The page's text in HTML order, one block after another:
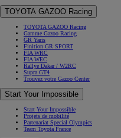
TOYOTA GAZOO Racing
TOYOTA GAZOO Racing
Gamme Gazoo Racing
GR Yaris
Finition GR SPORT
FIA WRC
FIA WEC
Rallye Dakar / W2RC
Supra GT4
Trouvez votre Gazoo Center
Start Your Impossible
Start Your Impossible
Projets de mobilité
Partenariat Special Olympics
Team Toyota France